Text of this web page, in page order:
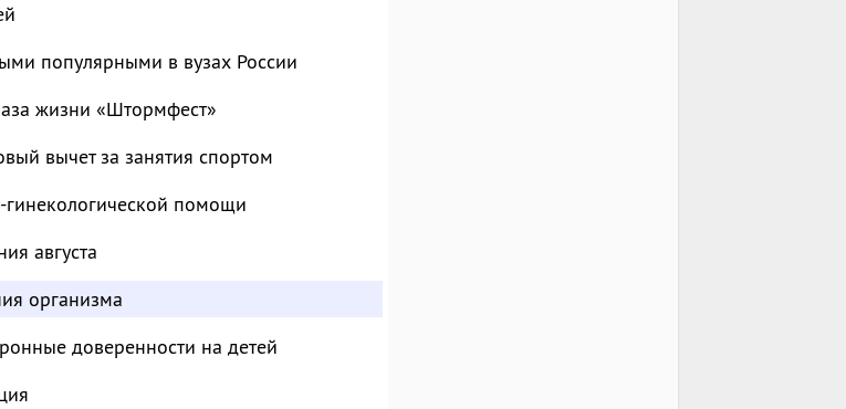
популярными в вузах России
жизни «Штормфест»
вычет за занятия спортом
помощи
августа
организма
доверенности на детей